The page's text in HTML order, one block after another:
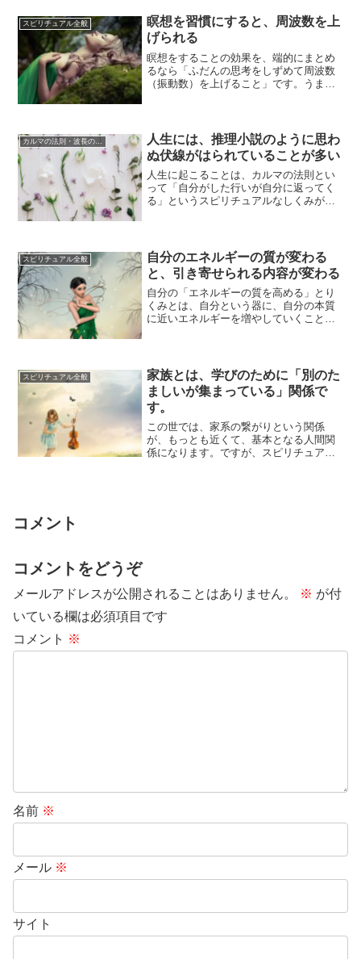
スピリチュアル全般
瞑想を習慣にすると、周波数を上
げられる
瞑想をすることの効果を、端的にまとめ
るなら「ふだんの思考をしずめて周波数
（振動数）を上げること」です。うまく
カルマの法則・波長の法則
人生には、推理小説のように思わ
ぬ伏線がはられていることが多い
人生に起こることは、カルマの法則とい
って「自分がした行いが自分に返ってく
る」というスピリチュアルなしくみが関
スピリチュアル全般
自分のエネルギーの質が変わる
と、引き寄せられる内容が変わる
自分の「エネルギーの質を高める」とり
くみとは、自分という器に、自分の本質
に近いエネルギーを増やしていくことで
スピリチュアル全般
家族とは、学びのために「別のた
ましいが集まっている」関係で
す。
この世では、家系の繋がりという関係
が、もっとも近くて、基本となる人間関
係になります。ですが、スピリチュアル
コメント
コメントをどうぞ
メールアドレスが公開されることはありません。 ※ が付
いている欄は必須項目です
コメント ※
名前 ※
メール ※
サイト